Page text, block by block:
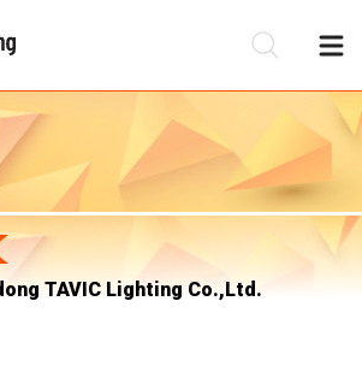
TAVIC Lighting Co.,Ltd.